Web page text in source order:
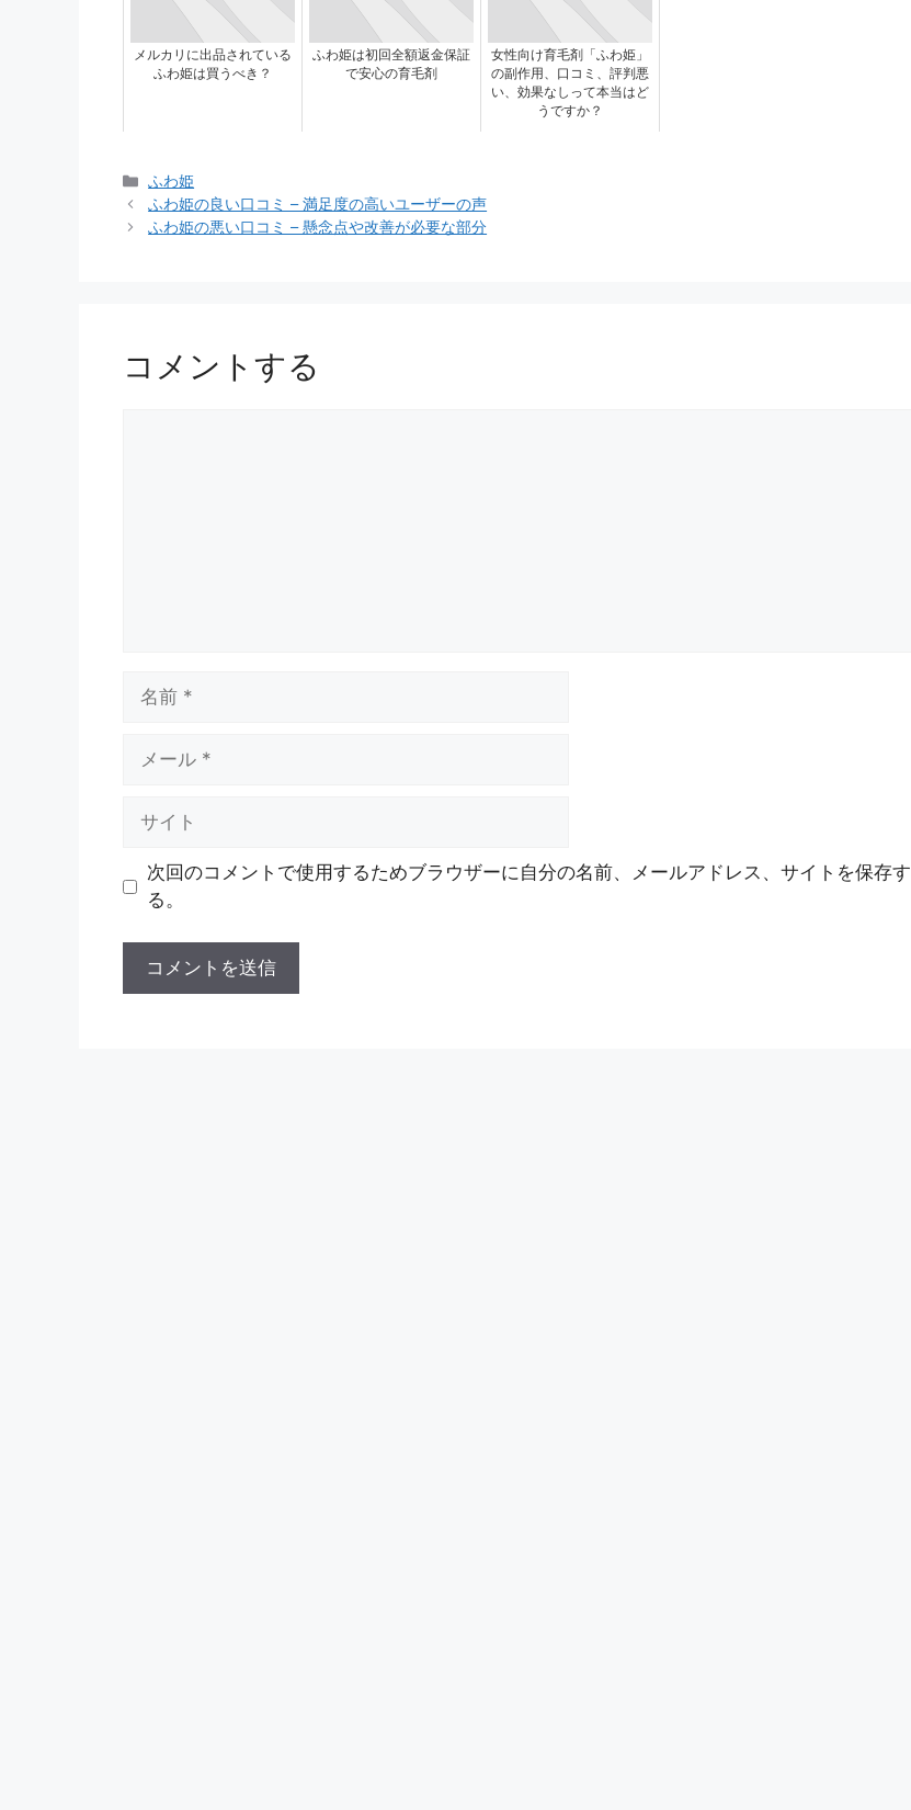
メルカリに出品されている
ふわ姫は買うべき？
ふわ姫は初回全額返金保証
で安心の育毛剤
女性向け育毛剤「ふわ姫」
の副作用、口コミ、評判悪
い、効果なしって本当はど
うですか？
カ
テ
ゴ
ふわ姫
ふわ姫の良い口コミ – 満足度の高いユーザーの声
ふわ姫の悪い口コミ – 懸念点や改善が必要な部分
コメントする
次回のコメントで使用するためブラウザーに自分の名前、メールアドレス、サイトを保存す
る。